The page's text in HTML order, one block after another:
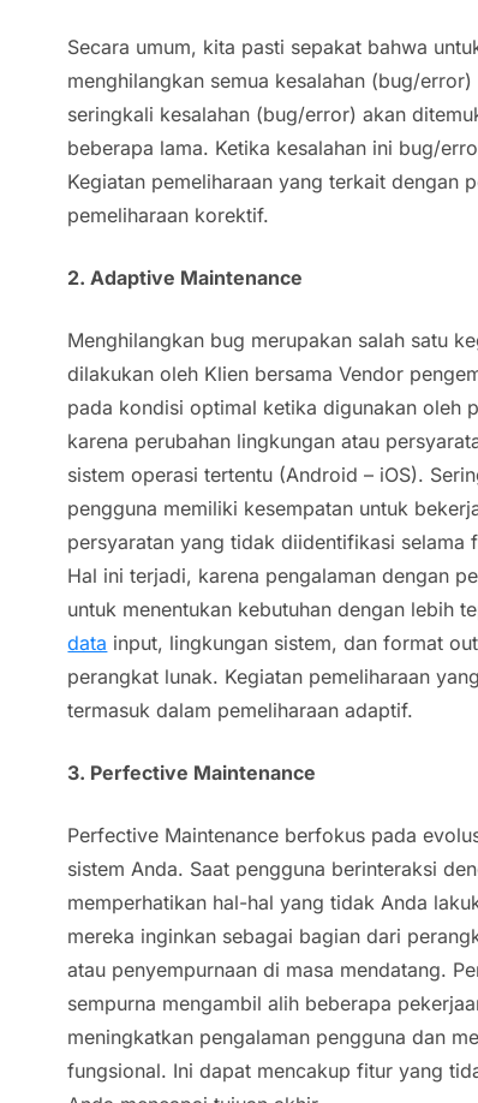
Secara umum, kita pasti sepakat bahwa
menghilangkan semua kesalahan (bug/
seringkali kesalahan (bug/error) akan
beberapa lama. Ketika kesalahan ini bug/
Kegiatan pemeliharaan yang terkait dengan
pemeliharaan korektif.
2. Adaptive Maintenance
Menghilangkan bug merupakan salah satu
dilakukan oleh Klien bersama Vendor
pada kondisi optimal ketika digunakan oleh
karena perubahan lingkungan atau
sistem operasi tertentu (Android – iOS).
pengguna memiliki kesempatan untuk
persyaratan yang tidak diidentifikasi selama
Hal ini terjadi, karena pengalaman dengan
untuk menentukan kebutuhan dengan lebih
data input, lingkungan sistem, dan format
perangkat lunak. Kegiatan pemeliharaan
termasuk dalam pemeliharaan adaptif.
3. Perfective Maintenance
Perfective Maintenance berfokus pada
sistem Anda. Saat pengguna berinteraksi
memperhatikan hal-hal yang tidak Anda
mereka inginkan sebagai bagian dari
atau penyempurnaan di masa mendatang.
sempurna mengambil alih beberapa
meningkatkan pengalaman pengguna dan
fungsional. Ini dapat mencakup fitur yang